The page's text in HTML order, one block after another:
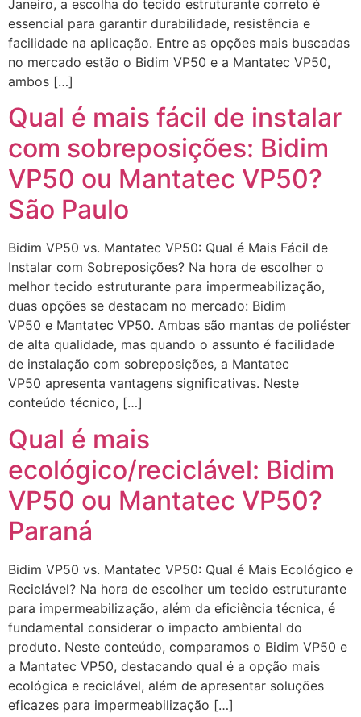
Janeiro, a escolha do tecido estruturante correto é
essencial para garantir durabilidade, resistência e
facilidade na aplicação. Entre as opções mais buscadas
no mercado estão o Bidim VP50 e a Mantatec VP50,
ambos […]
Qual é mais fácil de instalar
com sobreposições: Bidim
VP50 ou Mantatec VP50?
São Paulo
Bidim VP50 vs. Mantatec VP50: Qual é Mais Fácil de
Instalar com Sobreposições? Na hora de escolher o
melhor tecido estruturante para impermeabilização,
duas opções se destacam no mercado: Bidim
VP50 e Mantatec VP50. Ambas são mantas de poliéster
de alta qualidade, mas quando o assunto é facilidade
de instalação com sobreposições, a Mantatec
VP50 apresenta vantagens significativas. Neste
conteúdo técnico, […]
Qual é mais
ecológico/reciclável: Bidim
VP50 ou Mantatec VP50?
Paraná
Bidim VP50 vs. Mantatec VP50: Qual é Mais Ecológico e
Reciclável? Na hora de escolher um tecido estruturante
para impermeabilização, além da eficiência técnica, é
fundamental considerar o impacto ambiental do
produto. Neste conteúdo, comparamos o Bidim VP50 e
a Mantatec VP50, destacando qual é a opção mais
ecológica e reciclável, além de apresentar soluções
eficazes para impermeabilização […]